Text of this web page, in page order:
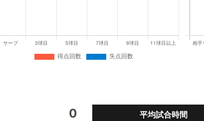
0 平均試合時間